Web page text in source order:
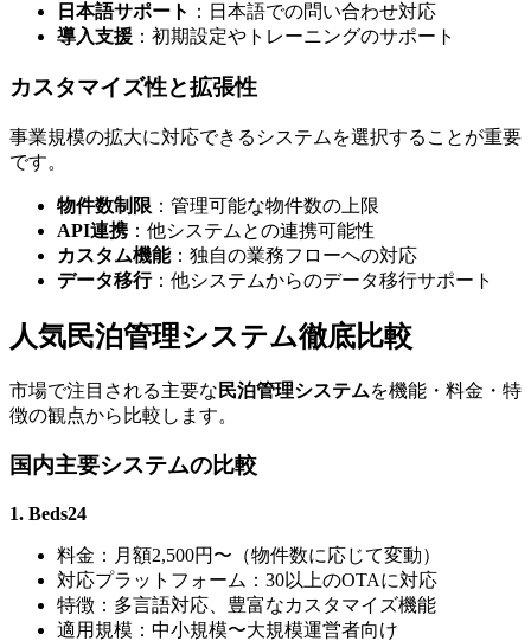
日本語サポート ：日本語での問い合わせ対応
導入支援 ：初期設定やトレーニングのサポート
カスタマイズ性と拡張性
事業規模の拡大に対応できるシステムを選択することが重要
です。
物件数制限 ：管理可能な物件数の上限
API連携：他システムとの連携可能性
カスタム機能：独自の業務フローへの対応
データ移行：他システムからのデータ移行サポート
人気民泊管理システム徹底比較
市場で注目される主要な 民泊管理システムを機能・料金・特
徴の観点から比較します。
国内主要システムの比較
1. Beds24
料金：月額2,500円〜（物件数に応じて変動）
対応プラットフォーム：30以上のOTAに対応
特徴：多言語対応、豊富なカスタマイズ機能
適用規模：中小規模〜大規模運営者向け